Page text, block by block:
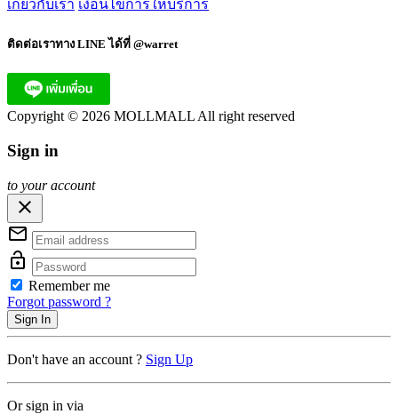
เกี่ยวกับเรา เงื่อนไขการให้บริการ
ติดต่อเราทาง LINE ได้ที่ @warret
Copyright © 2026 MOLLMALL All right reserved
Sign in
to your account
close
mail_outline
lock_open
Remember me
Forgot password ?
Sign In
Don't have an account ? Sign Up
Or sign in via